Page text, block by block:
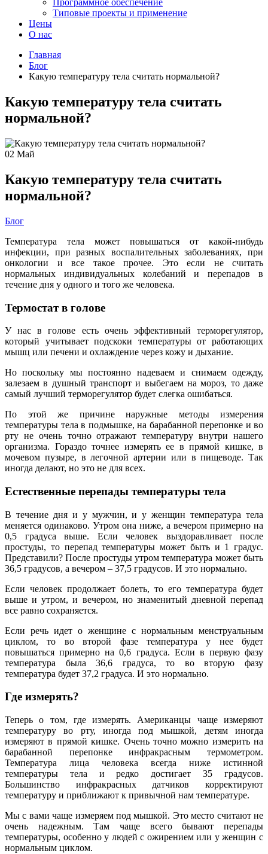
Программное обеспечение
Типовые проекты и применение
Цены
О нас
Главная
Блог
Какую температуру тела считать нормальной?
Какую температуру тела считать
нормальной?
02 Май
Какую температуру тела считать
нормальной?
Блог
Температура тела может повышаться от какой-нибудь
инфекции, при разных воспалительных заболеваниях, при
онкологии и все такое прочее. Это если не считать
нормальных индивидуальных колебаний и перепадов в
течение дня у одного и того же человека.
Термостат в голове
У нас в голове есть очень эффективный терморегулятор,
который учитывает подскоки температуры от работающих
мышц или печени и охлаждение через кожу и дыхание.
Но поскольку мы постоянно надеваем и снимаем одежду,
залезаем в душный транспорт и выбегаем на мороз, то даже
самый лучший терморегулятор будет слегка ошибаться.
По этой же причине наружные методы измерения
температуры тела в подмышке, на барабанной перепонке и во
рту не очень точно отражают температуру внутри нашего
организма. Гораздо точнее измерять ее в прямой кишке, в
мочевом пузыре, в легочной артерии или в пищеводе. Так
иногда делают, но это не для всех.
Естественные перепады температуры тела
В течение дня и у мужчин, и у женщин температура тела
меняется одинаково. Утром она ниже, а вечером примерно на
0,5 градуса выше. Если человек выздоравливает после
простуды, то перепад температуры может быть и 1 градус.
Представили? После простуды утром температура может быть
36,5 градусов, а вечером – 37,5 градусов. И это нормально.
Если человек продолжает болеть, то его температура будет
выше и утром, и вечером, но знаменитый дневной перепад
все равно сохраняется.
Если речь идет о женщине с нормальным менструальным
циклом, то во второй фазе температура у нее будет
повышаться примерно на 0,6 градуса. Если в первую фазу
температура была 36,6 градуса, то во вторую фазу
температура будет 37,2 градуса. И это нормально.
Где измерять?
Теперь о том, где измерять. Американцы чаще измеряют
температуру во рту, иногда под мышкой, детям иногда
измеряют в прямой кишке. Очень точно можно измерить на
барабанной перепонке инфракрасным термометром.
Температура лица человека всегда ниже истинной
температуры тела и редко достигает 35 градусов.
Большинство инфракрасных датчиков корректируют
температуру и приближают к привычной нам температуре.
Мы с вами чаще измеряем под мышкой. Это место считают не
очень надежным. Там чаще всего бывают перепады
температуры, особенно у людей с ожирением или у женщин с
нормальным циклом.